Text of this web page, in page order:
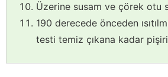
Üzerine susam ve çörek otu
190 derecede önceden
testi temiz çıkana kadar